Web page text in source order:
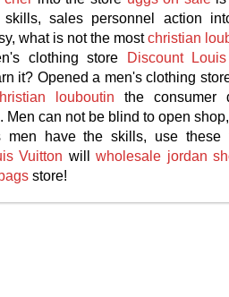
sales personnel action
what is not the mostchristian
clothing store
Discount
it? Opened a men's clothing
louboutin the consumer
Men can not be blind to open shop,
men have the skills, use these
Vuitton willwholesale jordan
store!